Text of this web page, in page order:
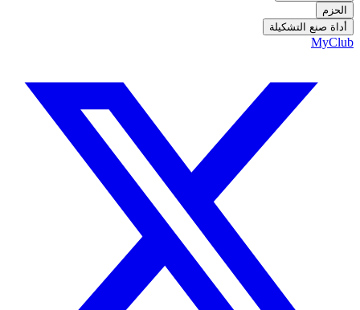
الحزم
أداة صنع التشكيلة
MyClub